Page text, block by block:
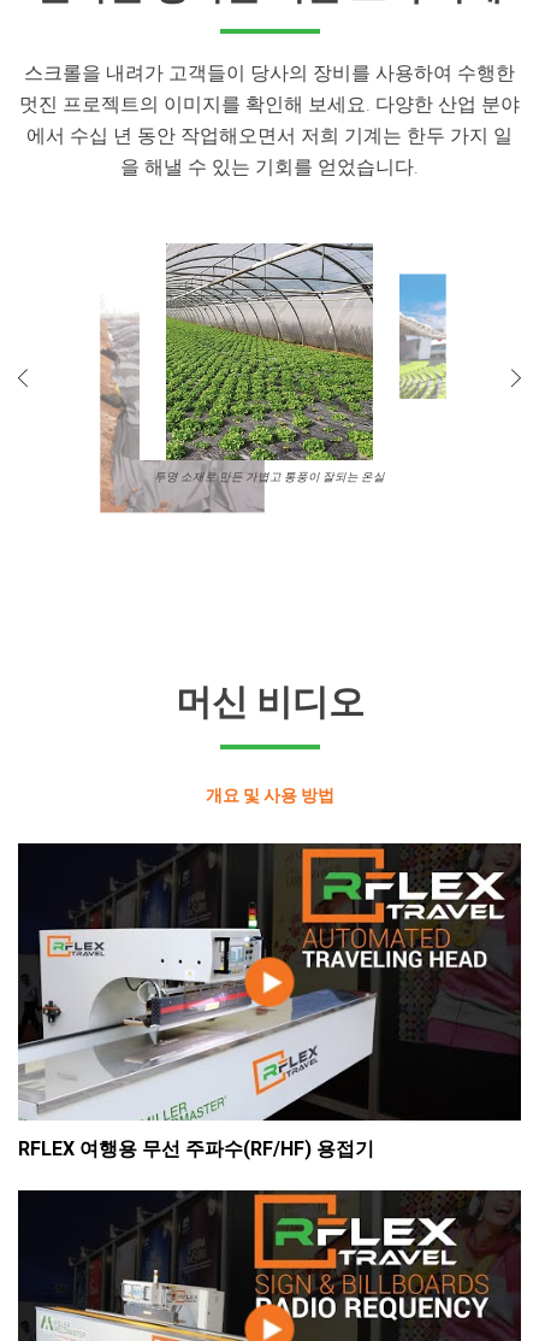
스크롤을 내려가 고객들이 당사의 장비를 사용하여 수행한
멋진 프로젝트의 이미지를 확인해 보세요. 다양한 산업 분야
에서 수십 년 동안 작업해오면서 저희 기계는 한두 가지 일
을 해낼 수 있는 기회를 얻었습니다.
머신 비디오
개요 및 사용 방법
RFLEX 여행용 무선 주파수(RF/HF) 용접기